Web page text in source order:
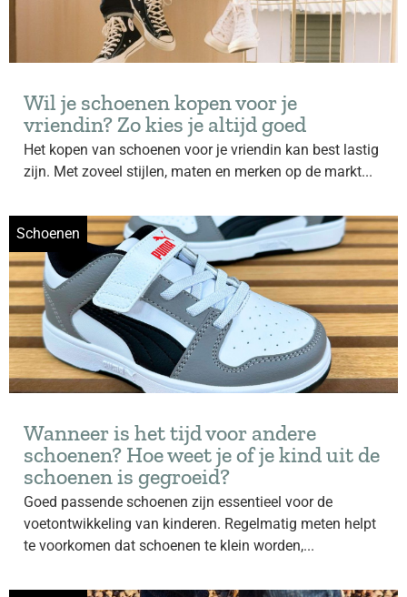
Wil je schoenen kopen voor je
vriendin? Zo kies je altijd goed
Het kopen van schoenen voor je vriendin kan best lastig
zijn. Met zoveel stijlen, maten en merken op de markt...
Schoenen
Wanneer is het tijd voor andere
schoenen? Hoe weet je of je kind uit de
schoenen is gegroeid?
Goed passende schoenen zijn essentieel voor de
voetontwikkeling van kinderen. Regelmatig meten helpt
te voorkomen dat schoenen te klein worden,...